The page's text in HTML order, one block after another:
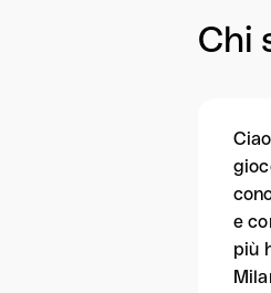
Chi
e
più